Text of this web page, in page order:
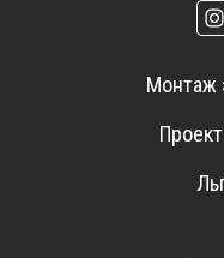
Монтаж